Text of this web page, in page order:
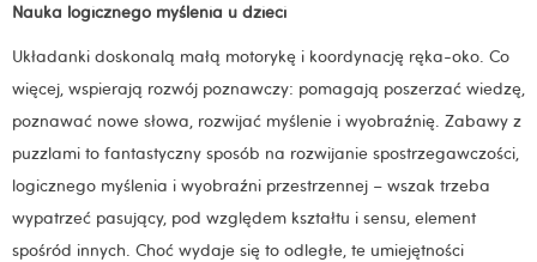
Nauka logicznego myślenia u dzieci
Układanki doskonalą małą motorykę i koordynację ręka-oko. Co
więcej, wspierają rozwój poznawczy: pomagają poszerzać wiedzę,
poznawać nowe słowa, rozwijać myślenie i wyobraźnię. Zabawy z
puzzlami to fantastyczny sposób na rozwijanie spostrzegawczości,
logicznego myślenia i wyobraźni przestrzennej – wszak trzeba
wypatrzeć pasujący, pod względem kształtu i sensu, element
spośród innych. Choć wydaje się to odległe, te umiejętności